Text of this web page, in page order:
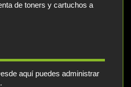
de toners y cartuchos a
aquí puedes administrar